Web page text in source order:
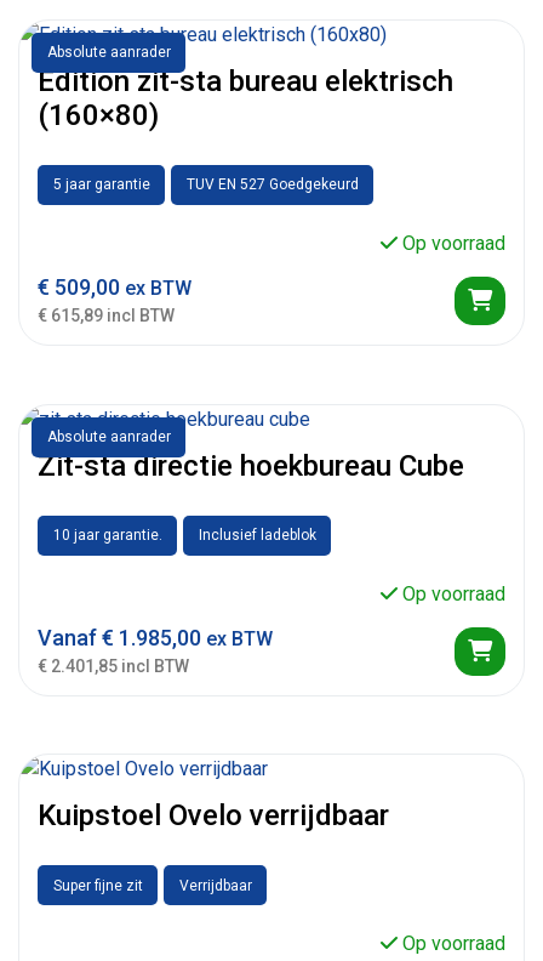
Absolute aanrader
Edition zit-sta bureau elektrisch
(160×80)
5 jaar garantie TUV EN 527 Goedgekeurd
Op voorraad
€ 509,00 ex BTW
€ 615,89 incl BTW
Absolute aanrader
Zit-sta directie hoekbureau Cube
10 jaar garantie. Inclusief ladeblok
Op voorraad
Vanaf€ 1.985,00 ex BTW
€ 2.401,85 incl BTW
Kuipstoel Ovelo verrijdbaar
Super fijne zit Verrijdbaar
Op voorraad